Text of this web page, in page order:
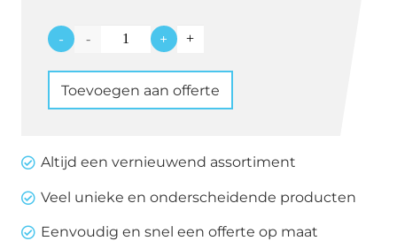
-
Lunch
mes
Goud
+
Toevoegen aan offerte
Altijd een vernieuwend assortiment
Veel unieke en onderscheidende producten
Eenvoudig en snel een offerte op maat